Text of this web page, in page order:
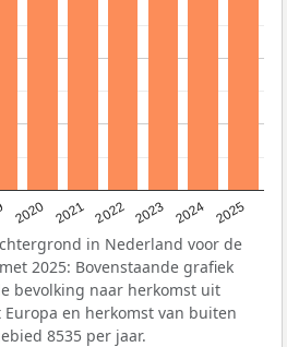
2020 2021 2022 2023 2024 2025
in Nederland voor de
2025: Bovenstaande grafiek
bevolking naar herkomst uit
en herkomst van buiten
8535 per jaar.